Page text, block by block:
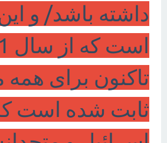
داشته باشد/ و
تاکنون برای همه
ثابت شده است